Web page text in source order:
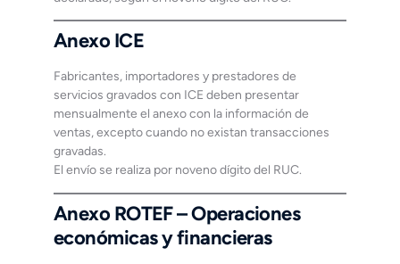
Anexo ICE
Fabricantes, importadores y prestadores de
servicios gravados con ICE deben presentar
mensualmente el anexo con la información de
ventas, excepto cuando no existan transacciones
gravadas.
El envío se realiza por noveno dígito del RUC.
Anexo ROTEF – Operaciones
económicas y financieras